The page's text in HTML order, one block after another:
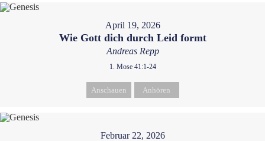
April 19, 2026
Wie Gott dich durch Leid formt
Andreas Repp
1. Mose 41:1-24
Anschauen Anhören
Februar 22, 2026